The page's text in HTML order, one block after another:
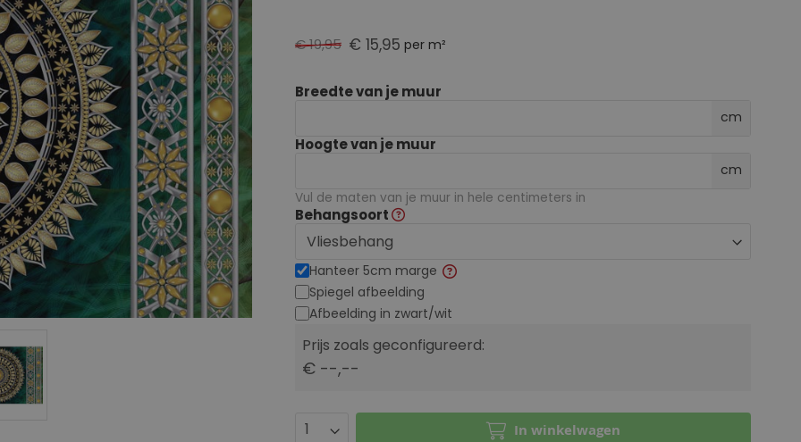
€ 15,95 per m²
€ 19,95
Breedte van je muur
cm
Hoogte van je muur
cm
Vul de maten van je muur in hele centimeters in
Behangsoort
Hanteer 5cm marge
Spiegel afbeelding
Afbeelding in zwart/wit
Prijs zoals geconfigureerd:
€ --,--
In winkelwagen